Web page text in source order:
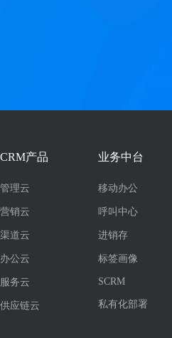
CRM产品
管理云
营销云
渠道云
办公云
服务云
供应链云
业务中台
移动办公
呼叫中心
进销存
标签画像
SCRM
私有化部署